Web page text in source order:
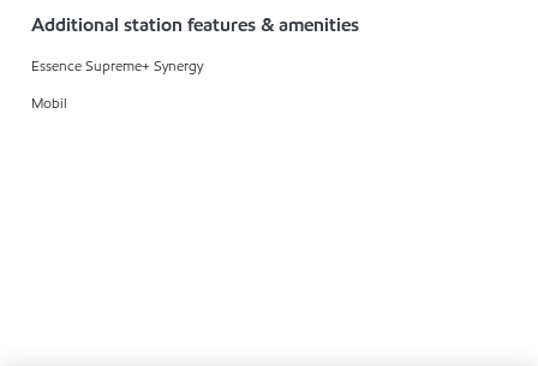
Additional station features & amenities
Essence Supreme+ Synergy
Mobil